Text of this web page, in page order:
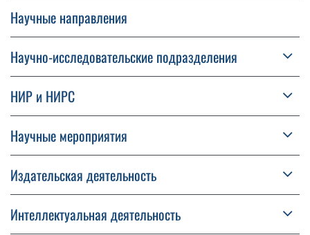
Научные направления
Научно-исследовательские подразделения
НИР и НИРС
Научные мероприятия
Издательская деятельность
Интеллектуальная деятельность